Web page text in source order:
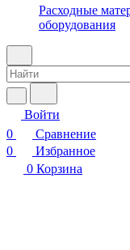
Расходные
оборудования
Войти
0
Сравнение
0
Избранное
0 Корзина